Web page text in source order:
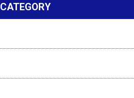
CATEGORY